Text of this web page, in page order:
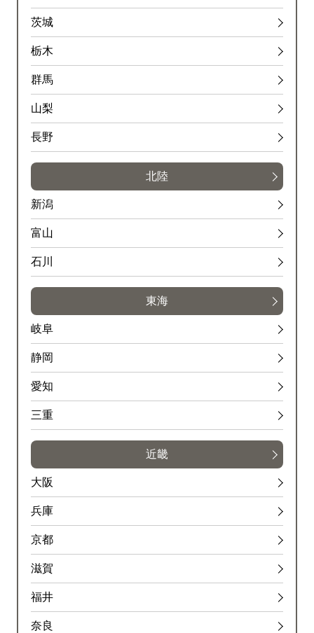
茨城
栃木
群馬
山梨
長野
北陸
新潟
富山
石川
東海
岐阜
静岡
愛知
三重
近畿
大阪
兵庫
京都
滋賀
福井
奈良